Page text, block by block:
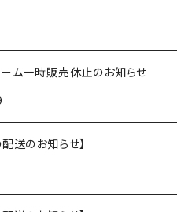
ーム一時販売休止のお知らせ
送のお知らせ】